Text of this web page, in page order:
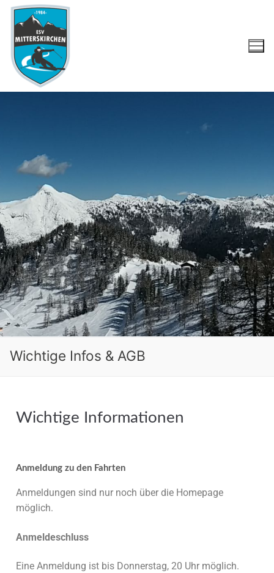
Wichtige Infos & AGB
Wichtige Informationen
Anmeldung zu den Fahrten
Anmeldungen sind nur noch über die Homepage
möglich.
Anmeldeschluss
Eine Anmeldung ist bis Donnerstag, 20 Uhr möglich.